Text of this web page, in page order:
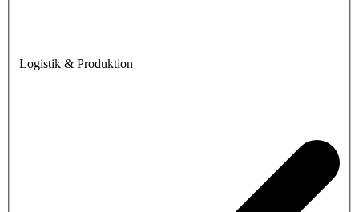
Logistik & Produktion